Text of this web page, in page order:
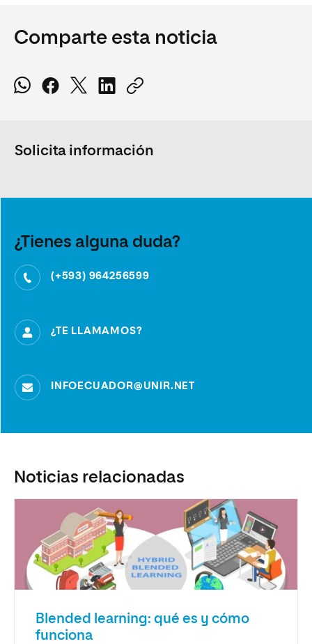
Comparte esta noticia
Solicita información
¿Tienes alguna duda?
(+593) 964256599
¿TE LLAMAMOS?
INFOECUADOR@UNIR.NET
Noticias relacionadas
Blended learning: qué es y cómo
funciona